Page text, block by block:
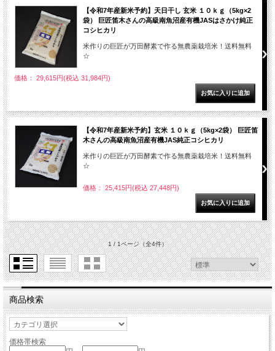
【令和7年産新米予約】天日干し 玄米 １０ｋｇ（5kg×2
袋） 巨匠笛木さんの高級南魚沼産有機JASはさかけ純正
コシヒカリ
米作りの巨匠が万田酵素で作る無農薬栽培米！送料無料
☆
価格： 29,615円(税込 31,984円)
【令和7年産新米予約】玄米 １０ｋｇ（5kg×2袋） 巨匠笛
木さんの高級南魚沼産有機JAS純正コシヒカリ
米作りの巨匠が万田酵素で作る無農薬栽培米！送料無料
☆
価格： 25,415円(税込 27,448円)
1 / 1ページ（全4件）
商品検索
価格帯検索